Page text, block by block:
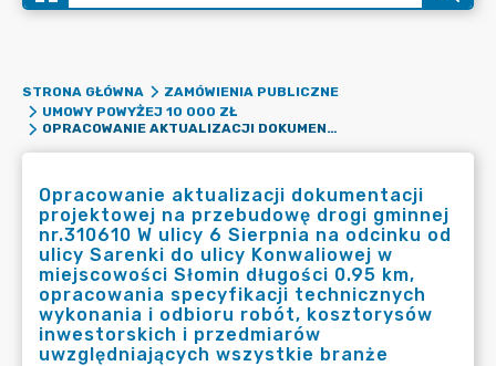
STRONA GŁÓWNA
ZAMÓWIENIA PUBLICZNE
UMOWY POWYŻEJ 10 000 ZŁ
OPRACOWANIE AKTUALIZACJI DOKUMENTACJI PROJEKTOWEJ NA PRZEBUDOWĘ DROGI GMINNEJ NR.310610 W ULICY 6 SIERPNIA NA ODCINKU OD ULICY SARENKI DO ULICY KONWALIOWEJ W MIEJSCOWOŚCI SŁOMIN DŁUGOŚCI 0.95 KM, OPRACOWANIA SPECYFIKACJI TECHNICZNYCH WYKONANIA I ODBIORU ROBÓT, KOSZTORYSÓW INWESTORSKICH I PRZEDMIARÓW UWZGLĘDNIAJĄCYCH WSZYSTKIE BRANŻE
Opracowanie aktualizacji dokumentacji
projektowej na przebudowę drogi gminnej
nr.310610 W ulicy 6 Sierpnia na odcinku od
ulicy Sarenki do ulicy Konwaliowej w
miejscowości Słomin długości 0.95 km,
opracowania specyfikacji technicznych
wykonania i odbioru robót, kosztorysów
inwestorskich i przedmiarów
uwzględniających wszystkie branże